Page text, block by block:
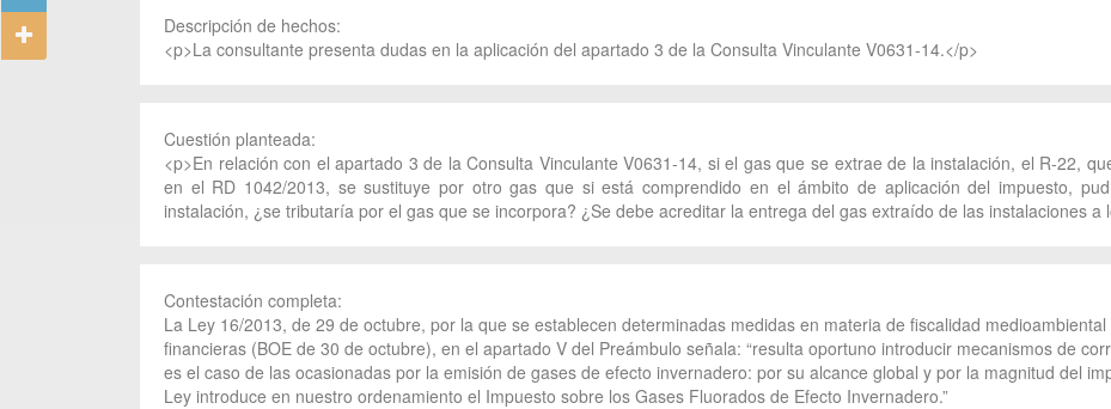
Descripción de hechos:
<p>La consultante presenta dudas en la aplicación del apartado 3 de la Consulta Vinculante V0631-14.</p>
Cuestión planteada:
<p>En relación con el apartado 3 de la Consulta Vinculante V0631-14, si el gas que se extrae de la instalación, el R-22,
en el RD 1042/2013, se sustituye por otro gas que si está comprendido en el ámbito de aplicación del impuesto,
instalación, ¿se tributaría por el gas que se incorpora? ¿Se debe acreditar la entrega del gas extraído de las instalaciones a
Contestación completa:
La Ley 16/2013, de 29 de octubre, por la que se establecen determinadas medidas en materia de fiscalidad
financieras (BOE de 30 de octubre), en el apartado V del Preámbulo señala: “resulta oportuno introducir mecanismos de
es el caso de las ocasionadas por la emisión de gases de efecto invernadero: por su alcance global y por la magnitud del
Ley introduce en nuestro ordenamiento el Impuesto sobre los Gases Fluorados de Efecto Invernadero.”